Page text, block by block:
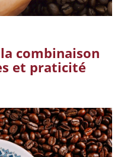
combinaison
et praticité